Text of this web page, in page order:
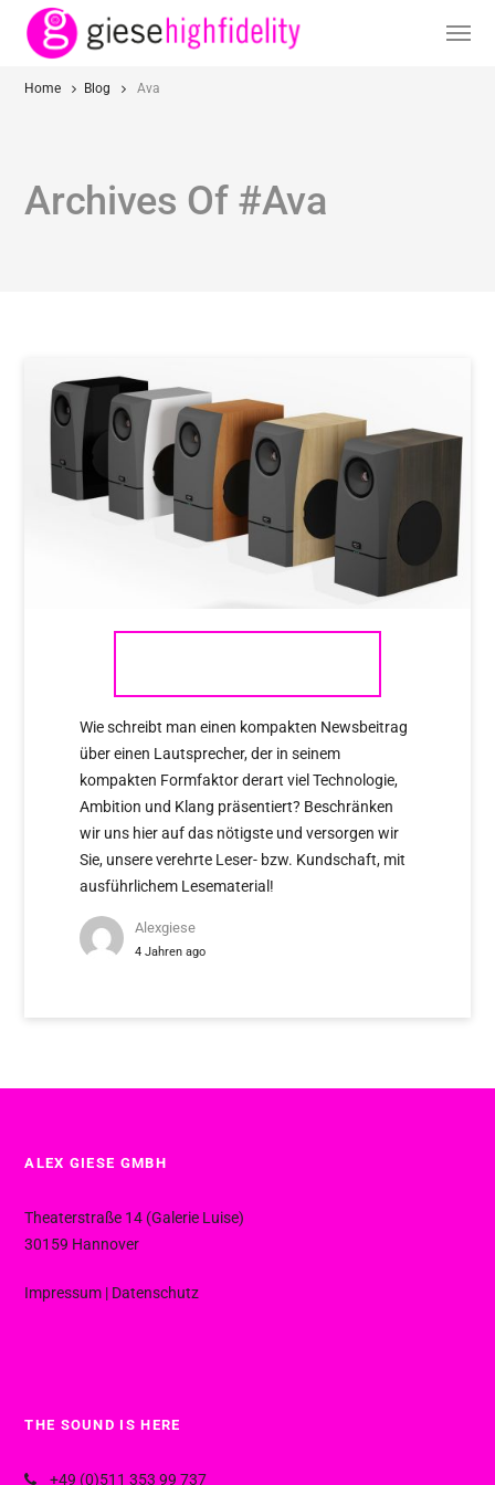
Home Blog Ava
Archives Of #ava
Wie schreibt man einen kompakten Newsbeitrag
über einen Lautsprecher, der in seinem
kompakten Formfaktor derart viel Technologie,
Ambition und Klang präsentiert? Beschränken
wir uns hier auf das nötigste und versorgen wir
Sie, unsere verehrte Leser- bzw. Kundschaft, mit
ausführlichem Lesematerial!
Alexgiese
4 Jahren ago
ALEX GIESE GMBH
Theaterstraße 14 (Galerie Luise)
30159 Hannover
Impressum | Datenschutz
THE SOUND IS HERE
+49 (0)511 353 99 737